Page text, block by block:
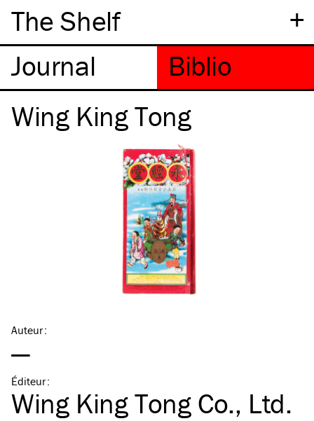
+
The Shelf
Wing King Tong
Auteur:
—
Éditeur:
Wing King Tong Co., Ltd.